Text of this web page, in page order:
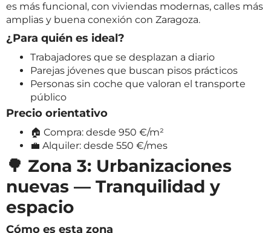
es más funcional, con viviendas modernas, calles más
amplias y buena conexión con Zaragoza.
¿Para quién es ideal?
Trabajadores que se desplazan a diario
Parejas jóvenes que buscan pisos prácticos
Personas sin coche que valoran el transporte
público
Precio orientativo
🏠 Compra: desde 950 €/m²
💼 Alquiler: desde 550 €/mes
🌳 Zona 3: Urbanizaciones
nuevas — Tranquilidad y
espacio
Cómo es esta zona